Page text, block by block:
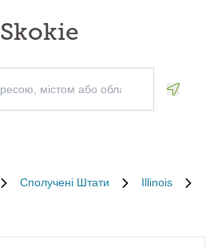
Skokie
Сполучені Штати
Illinois